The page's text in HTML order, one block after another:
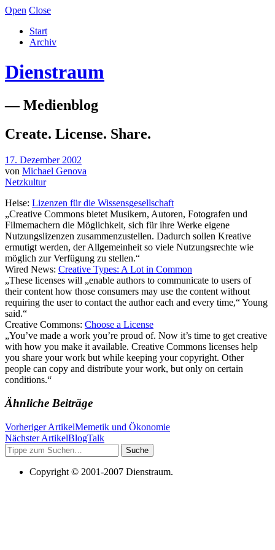
Open Close
Start
Archiv
Dienstraum
— Medienblog
Create. License. Share.
17. Dezember 2002
von Michael Genova
Netzkultur
Heise: Lizenzen für die Wissensgesellschaft
„Creative Commons bietet Musikern, Autoren, Fotografen und
Filmemachern die Möglichkeit, sich für ihre Werke eigene
Nutzungslizenzen zusammenzustellen. Dadurch sollen Kreative
ermutigt werden, der Allgemeinheit so viele Nutzungsrechte wie
möglich zur Verfügung zu stellen.“
Wired News: Creative Types: A Lot in Common
„These licenses will „enable authors to communicate to users of
their content how those consumers may use the content without
requiring the user to contact the author each and every time,“ Young
said.“
Creative Commons: Choose a License
„You’ve made a work you’re proud of. Now it’s time to get creative
with how you make it available. Creative Commons licenses help
you share your work but while keeping your copyright. Other
people can copy and distribute your work, but only on certain
conditions.“
Ähnliche Beiträge
Vorheriger ArtikelMemetik und Ökonomie
Nächster ArtikelBlogTalk
Suche
Copyright © 2001-2007 Dienstraum.